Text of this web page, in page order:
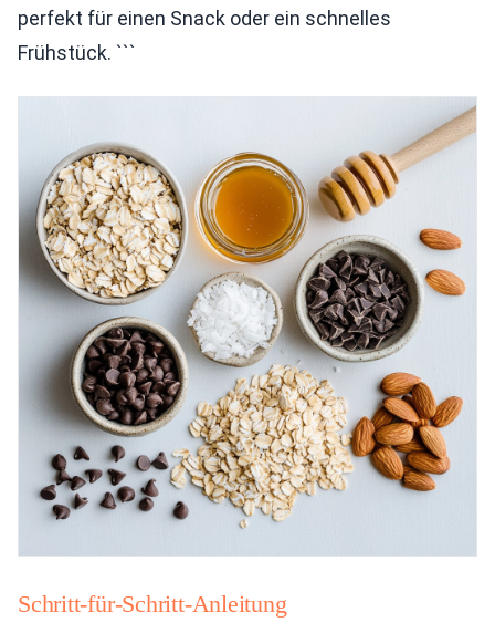
perfekt für einen Snack oder ein schnelles
Frühstück. ```
Schritt-für-Schritt-Anleitung